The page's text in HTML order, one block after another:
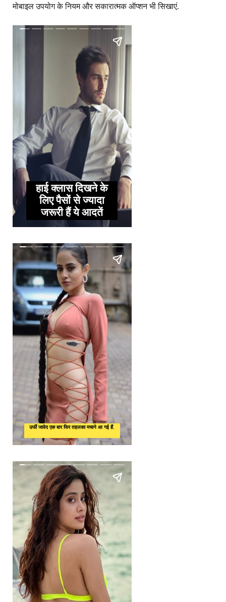
मोबाइल उपयोग के नियम और सकारात्मक ऑप्शन भी सिखाएं.